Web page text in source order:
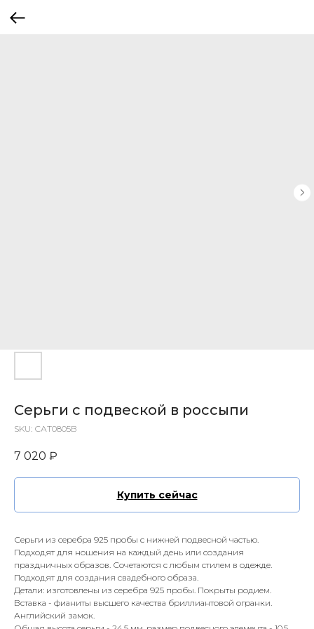
Серьги с подвеской в россыпи
SKU: САТ0805В
7 020 ₽
Купить сейчас
Серьги из серебра 925 пробы с нижней подвесной частью.
Подходят для ношения на каждый день или создания
праздничных образов. Сочетаются с любым стилем в одежде.
Подходят для создания свадебного образа.
Детали: изготовлены из серебра 925 пробы. Покрыты родием.
Вставка - фианиты высшего качества бриллиантовой огранки.
Английский замок.